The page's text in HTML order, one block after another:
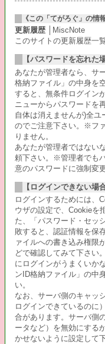
《この「てがろぐ」の情
更新履歴 │MiscNote
このサイトの更新履歴一
【パスワードを忘れた
あなたが管理者なら、サ
格納ファイル」の中身を
すると、無条件ログイン
ニューからパスワードを
自体は消えませんが)全
のでご注意下さい。※フ
りません。
あなたが管理者ではない
頼下さい。※管理者でも
意のパスワードに強制変
【ログインできない場合
ログインするためには、
ウザの設定で、Cookieを
た、「パスワード・セッ
敗すると、認証情報を保
ァイルへの書き込み権限
どで確認してみて下さい
にログインがうまくいか
ンID格納ファイル」の中
い。
なお、サーバ側のキャッ
ログインできているのに
合があります。サーバ側
ータなど）を無効にする
かせないように設定して下